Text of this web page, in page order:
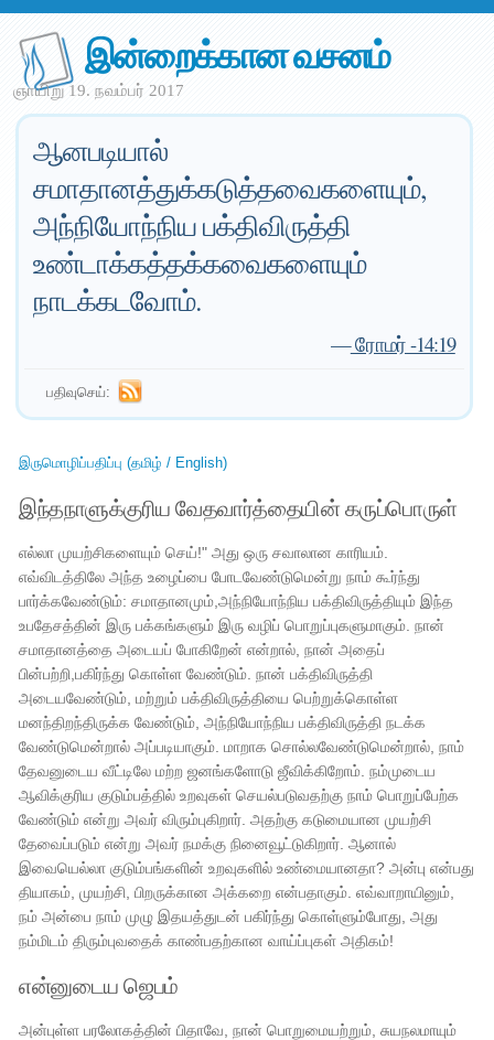
இன்றைக்கான வசனம்
ஞாயிறு 19. நவம்பர் 2017
ஆனபடியால்
சமாதானத்துக்கடுத்தவைகளையும்,
அந்நியோந்நிய பக்திவிருத்தி
உண்டாக்கத்தக்கவைகளையும்
நாடக்கடவோம்.
—ரோமர் -14:19
பதிவுசெய்:
இருமொழிப்பதிப்பு (தமிழ் / English)
இந்தநாளுக்குரிய வேதவார்த்தையின் கருப்பொருள்
எல்லா முயற்சிகளையும் செய்!" அது ஒரு சவாலான காரியம்.
எவ்விடத்திலே அந்த உழைப்பை போடவேண்டுமென்று நாம் கூர்ந்து
பார்க்கவேண்டும்: சமாதானமும்,அந்நியோந்நிய பக்திவிருத்தியும் இந்த
உபதேசத்தின் இரு பக்கங்களும் இரு வழிப் பொறுப்புகளுமாகும். நான்
சமாதானத்தை அடையப் போகிறேன் என்றால், நான் அதைப்
பின்பற்றி,பகிர்ந்து கொள்ள வேண்டும். நான் பக்திவிருத்தி
அடையவேண்டும், மற்றும் பக்திவிருத்தியை பெற்றுக்கொள்ள
மனந்திறந்திருக்க வேண்டும், அந்நியோந்நிய பக்திவிருத்தி நடக்க
வேண்டுமென்றால் அப்படியாகும். மாறாக சொல்லவேண்டுமென்றால், நாம்
தேவனுடைய வீட்டிலே மற்ற ஜனங்களோடு ஜீவிக்கிறோம். நம்முடைய
ஆவிக்குரிய குடும்பத்தில் உறவுகள் செயல்படுவதற்கு நாம் பொறுப்பேற்க
வேண்டும் என்று அவர் விரும்புகிறார். அதற்கு கடுமையான முயற்சி
தேவைப்படும் என்று அவர் நமக்கு நினைவூட்டுகிறார். ஆனால்
இவையெல்லா குடும்பங்களின் உறவுகளில் உண்மையானதா? அன்பு என்பது
தியாகம், முயற்சி, பிறருக்கான அக்கறை என்பதாகும். எவ்வாறாயினும்,
நம் அன்பை நாம் முழு இதயத்துடன் பகிர்ந்து கொள்ளும்போது, ​​​​அது
நம்மிடம் திரும்புவதைக் காண்பதற்கான வாய்ப்புகள் அதிகம்!
என்னுடைய ஜெபம்
அன்புள்ள பரலோகத்தின் பிதாவே, நான் பொறுமையற்றும், சுயநலமாயும்